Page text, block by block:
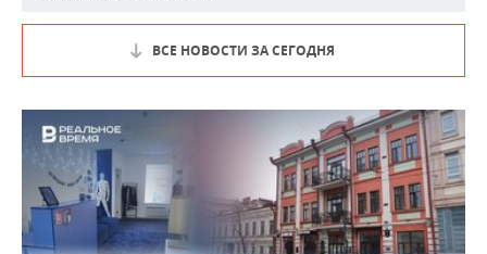
ВСЕ НОВОСТИ ЗА СЕГОДНЯ